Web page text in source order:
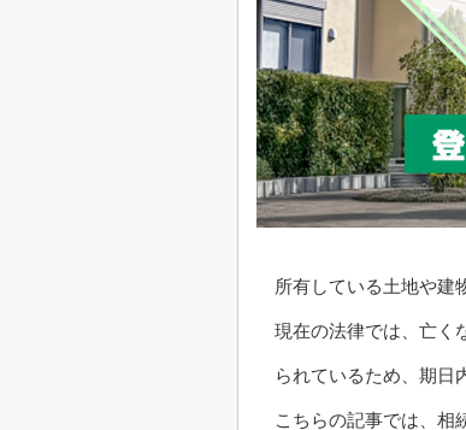
所有している土地や建
現在の法律では、亡く
られているため、期日
こちらの記事では、相